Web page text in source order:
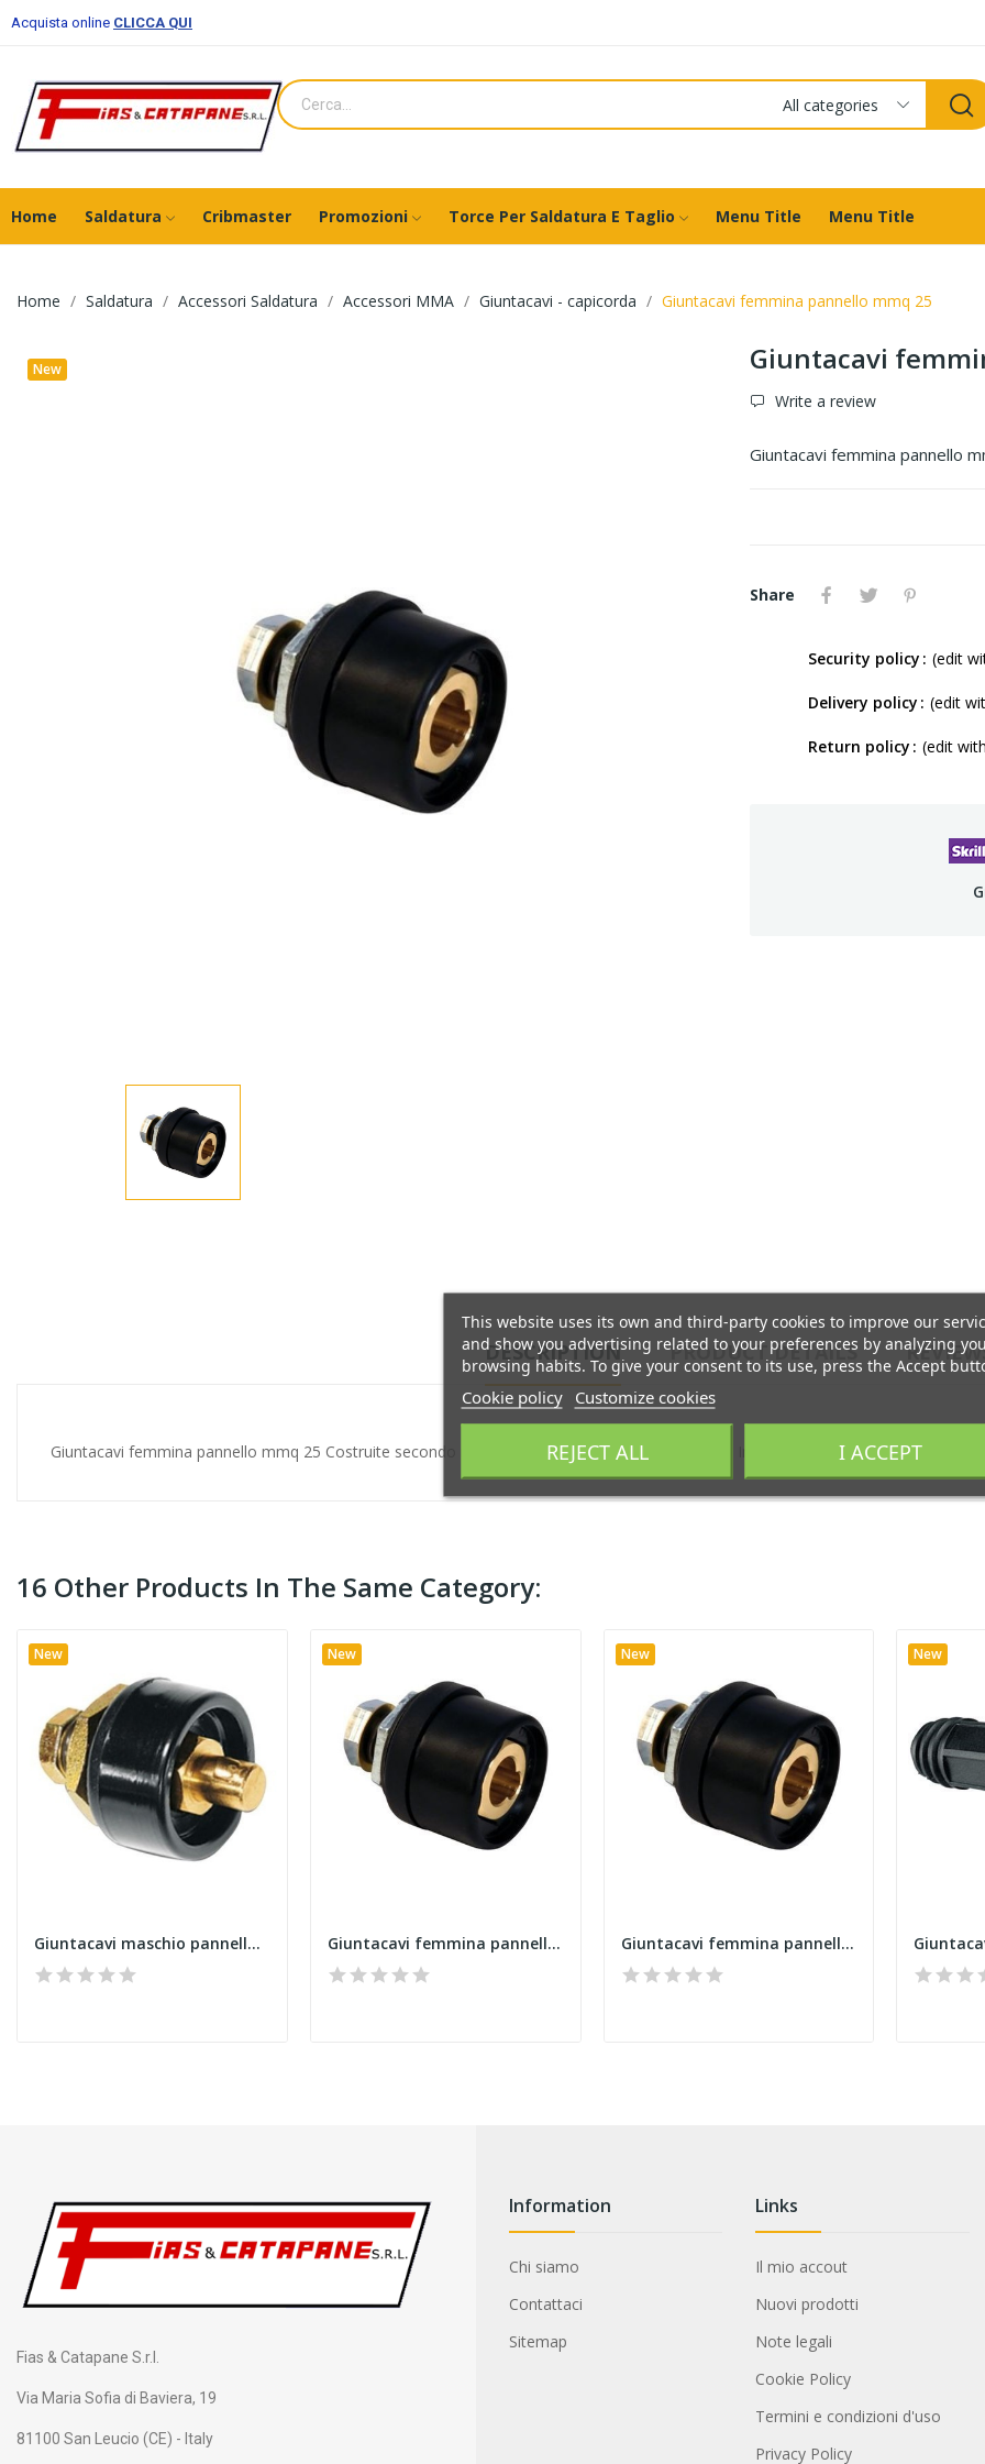
Acquista online CLICCA QUI
All categories
Home Saldatura Cribmaster Promozioni Torce Per Saldatura E Taglio Menu Title Menu Title
Home Saldatura Accessori Saldatura Accessori MMA Giuntacavi - capicorda Giuntacavi femmina pannello mmq 25
New Giuntacavi
Write a review
Giuntacavi femmina pannello
Share
Security policy (edit
Delivery policy (edit
Return policy (edit
DESCRIPTION PRODUCT DETAILS
Giuntacavi femmina pannello mmq 25 Costruite secondo norme EN 60974-12 - Anima in ottone Innesto a baionetta con
16 Other Products In The Same Category:
New
Giuntacavi maschio pannello mmq 95
New
Giuntacavi femmina pannello mmq 35/50
New
Giuntacavi femmina pannello mmq 95
New
Fias & Catapane S.r.l.
Via Maria Sofia di Baviera, 19
81100 San Leucio (CE) - Italy
Information
Chi siamo
Contattaci
Sitemap
Links
Il mio accout
Nuovi prodotti
Note legali
Cookie Policy
Termini e condizioni d'uso
Privacy Policy
This website uses its own and third-party cookies to improve our
and show you advertising related to your preferences by analyzing
browsing habits. To give your consent to its use, press the Accept
Cookie policy Customize cookies
REJECT ALL I ACCEPT